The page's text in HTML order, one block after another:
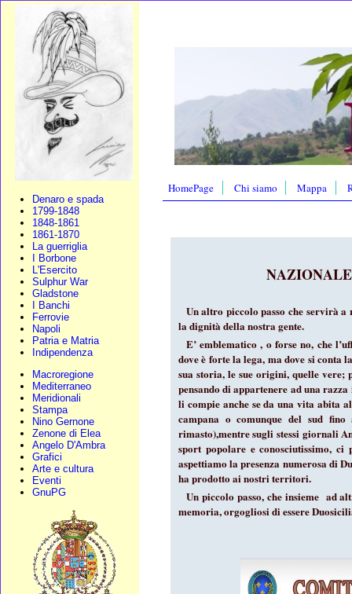
Denaro e spada
1799-1848
1848-1861
1861-1870
La guerriglia
I Borbone
L'Esercito
Sulphur War
Gladstone
I Banchi
Ferrovie
Napoli
Patria e Matria
Indipendenza
Macroregione
Mediterraneo
Meridionali
Stampa
Nino Gernone
Zenone di Elea
Angelo D'Ambra
Grafici
Arte e cultura
Eventi
GnuPG
HomePage Chi siamo Mappa
Un altro piccolo passo che servirà
la dignità della nostra gente.
E’ emblematico , o forse no, che
dove è forte la lega, ma dove si
sua storia, le sue origini, quelle vere;
pensando di appartenere ad una
li compie anche se da una vita abita
campana o comunque del sud
rimasto),mentre sugli stessi giornali
sport popolare e conosciutissimo,
aspettiamo la presenza numerosa di
ha prodotto ai nostri territori.
Un piccolo passo, che insieme ad
memoria, orgogliosi di essere